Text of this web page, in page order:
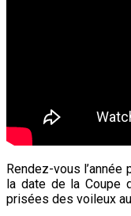
Rendez-vous l’année
la date de la Coupe
prisées des voileux